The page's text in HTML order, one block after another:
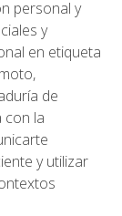
personal y
y
en etiqueta
de
con la
y utilizar